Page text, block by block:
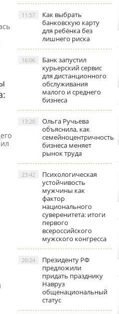
Как выбрать
банковскую карту
для ребёнка без
лишнего риска
11:57
Банк запустил
курьерский сервис
для дистанционного
обслуживания
малого и среднего
бизнеса
16:06
Ольга Ручьева
объяснила, как
семейноцентричность
бизнеса меняет
рынок труда
13:20
Психологическая
устойчивость
мужчины как
фактор
национального
суверенитета: итоги
первого
всероссийского
мужского конгресса
23:42
Президенту РФ
предложили
придать празднику
Навруз
общенациональный
статус
20:24